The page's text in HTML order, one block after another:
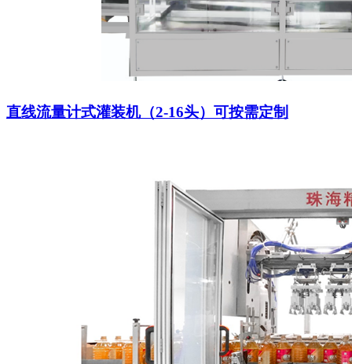
直线流量计式灌装机（2-16头）可按需定制